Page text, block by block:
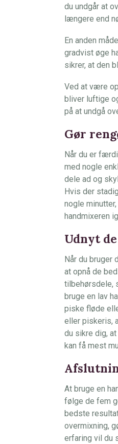
du undgår at
længere end
En anden
gradvist øge
sikrer, at den
Ved at være
bliver luftige
på at undgå
Gør
Når du er
med nogle
dele ad og
Hvis der
nogle
handmixeren
Udnyt
Når du bruger
at opnå de
tilbehørsdele,
bruge en lav
piske fløde
eller piskeris,
du sikre dig,
kan få mest
At bruge en
følge de fem
bedste
overmixning,
erfaring vil du